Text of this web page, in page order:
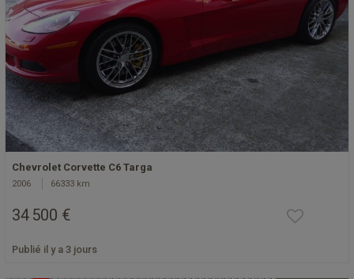
Chevrolet Corvette C6 Targa
2006 66333 km
34 500 €
Publié il y a 3 jours